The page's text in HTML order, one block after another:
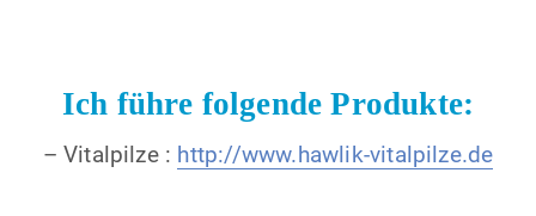
Ich führe folgende Produkte:
– Vitalpilze : http://www.hawlik-vitalpilze.de